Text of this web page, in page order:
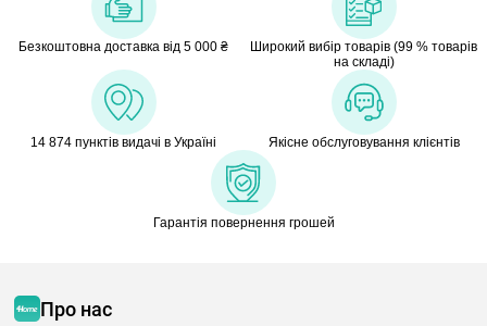
Безкоштовна доставка від 5 000 ₴
Широкий вибір товарів (99 % товарів
на складі)
14 874 пунктів видачі в Україні Якісне обслуговування клієнтів
Гарантія повернення грошей
Про нас